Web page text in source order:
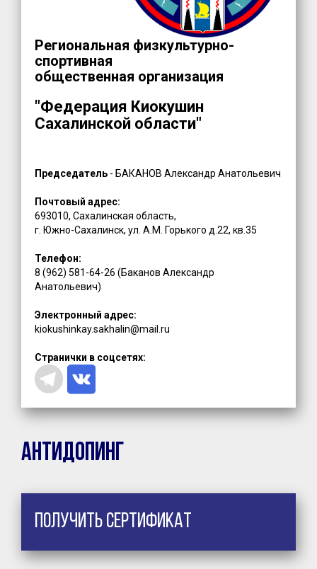
Региональная физкультурно-
спортивная
общественная организация
"Федерация Киокушин
Сахалинской области"
Председатель - БАКАНОВ Александр Анатольевич
Почтовый адрес:
693010, Сахалинская область,
г. Южно-Сахалинск, ул. А.М. Горького д.22, кв.35
Телефон:
8 (962) 581-64-26 (Баканов Александр
Анатольевич)
Электронный адрес:
kiokushinkay.sakhalin@mail.ru
Странички в соцсетях:
Антидопинг
Получить сертификат